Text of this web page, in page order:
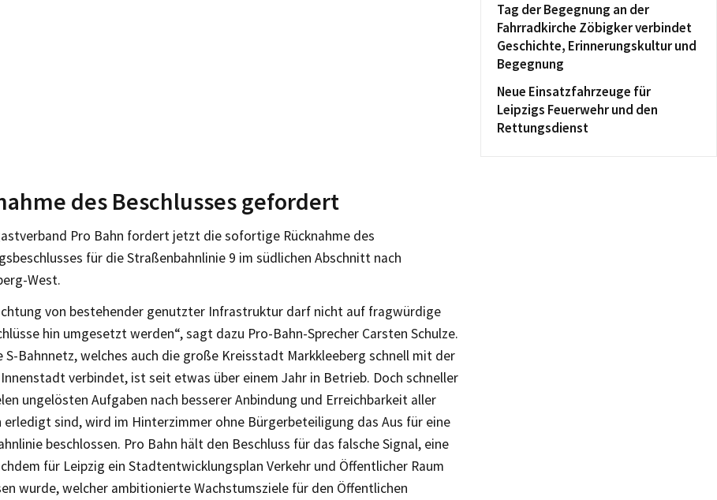
des Beschlusses gefordert
Pro Bahn fordert jetzt die sofortige Rücknahme des
für die Straßenbahnlinie 9 im südlichen Abschnitt nach
West.
von bestehender genutzter Infrastruktur darf nicht auf fragwürdige
hin umgesetzt werden“, sagt dazu Pro-Bahn-Sprecher Carsten Schulze.
S-Bahnnetz, welches auch die große Kreisstadt Markkleeberg schnell mit der
verbindet, ist seit etwas über einem Jahr in Betrieb. Doch schneller
ungelösten Aufgaben nach besserer Anbindung und Erreichbarkeit aller
sind, wird im Hinterzimmer ohne Bürgerbeteiligung das Aus für eine
beschlossen. Pro Bahn hält den Beschluss für das falsche Signal, eine
für Leipzig ein Stadtentwicklungsplan Verkehr und Öffentlicher Raum
wurde, welcher ambitionierte Wachstumsziele für den Öffentlichen
Tag der Begegnung an der
Fahrradkirche Zöbigker verbindet
Geschichte, Erinnerungskultur und
Begegnung
Neue Einsatzfahrzeuge für
Leipzigs Feuerwehr und den
Rettungsdienst